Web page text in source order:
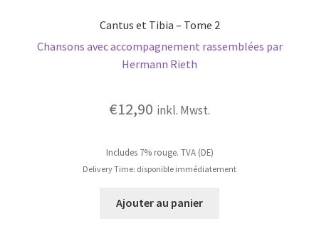
Cantus et Tibia – Tome 2
Chansons avec accompagnement rassemblées par
Hermann Rieth
€12,90 inkl. Mwst.
Includes 7% rouge. TVA (DE)
Delivery Time: disponible immédiatement
Ajouter au panier